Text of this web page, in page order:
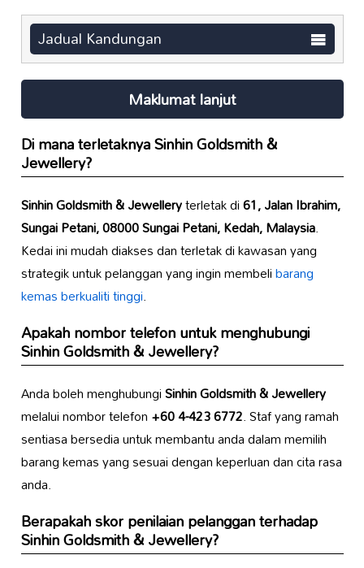
Jadual Kandungan
Maklumat lanjut
Di mana terletaknyaSinhin Goldsmith &
Jewellery?
Sinhin Goldsmith & Jewelleryterletak di61, Jalan Ibrahim,
Sungai Petani, 08000 Sungai Petani, Kedah, Malaysia.
Kedai ini mudah diakses dan terletak di kawasan yang
strategik untuk pelanggan yang ingin membelibarang
kemas berkualiti tinggi.
Apakah nombor telefon untuk menghubungi
Sinhin Goldsmith & Jewellery?
Anda boleh menghubungiSinhin Goldsmith & Jewellery
melalui nombor telefon+60 4-423 6772. Staf yang ramah
sentiasa bersedia untuk membantu anda dalam memilih
barang kemas yang sesuai dengan keperluan dan cita rasa
anda.
Berapakah skor penilaian pelanggan terhadap
Sinhin Goldsmith & Jewellery?